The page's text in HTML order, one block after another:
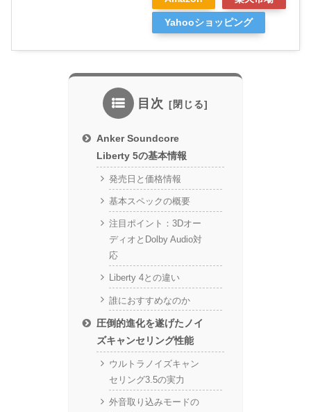
Yahooショッピング
目次
Anker Soundcore
Liberty 5の基本情報
発売日と価格情報
基本スペックの概要
注目ポイント：3Dオー
ディオとDolby Audio対
応
Liberty 4との違い
誰におすすめなのか
圧倒的進化を遂げたノイ
ズキャンセリング性能
ウルトラノイズキャン
セリング3.5の実力
外音取り込みモードの